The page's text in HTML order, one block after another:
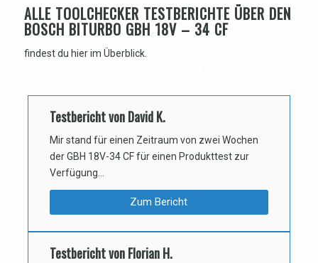
ALLE TOOLCHECKER TESTBERICHTE ÜBER DEN
BOSCH BITURBO GBH 18V – 34 CF
findest du hier im Überblick.
Testbericht von David K.
Mir stand für einen Zeitraum von zwei Wochen
der GBH 18V-34 CF für einen Produkttest zur
Verfügung…
Zum Bericht
Testbericht von Florian H.